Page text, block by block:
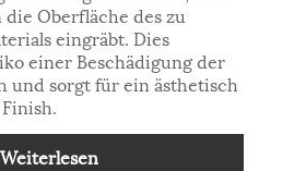
Oberfläche des zu
eingräbt. Dies
einer Beschädigung der
und sorgt für ein ästhetisch
Weiterlesen